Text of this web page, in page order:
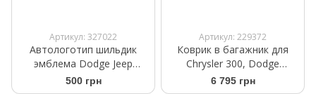
Артикул: 327022
Автологотип шильдик
эмблема Dodge Jeep
Chrysler RAM Hemi white
500 грн
Артикул: 229372
Коврик в багажник для
Chrysler 300, Dodge
Charger 2011-2023 чорный
6 795 грн